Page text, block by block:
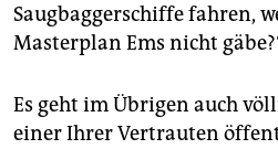
Saugbaggerschiffe fahren,
Masterplan Ems nicht
Es geht im Übrigen auch
einer Ihrer Vertrauten